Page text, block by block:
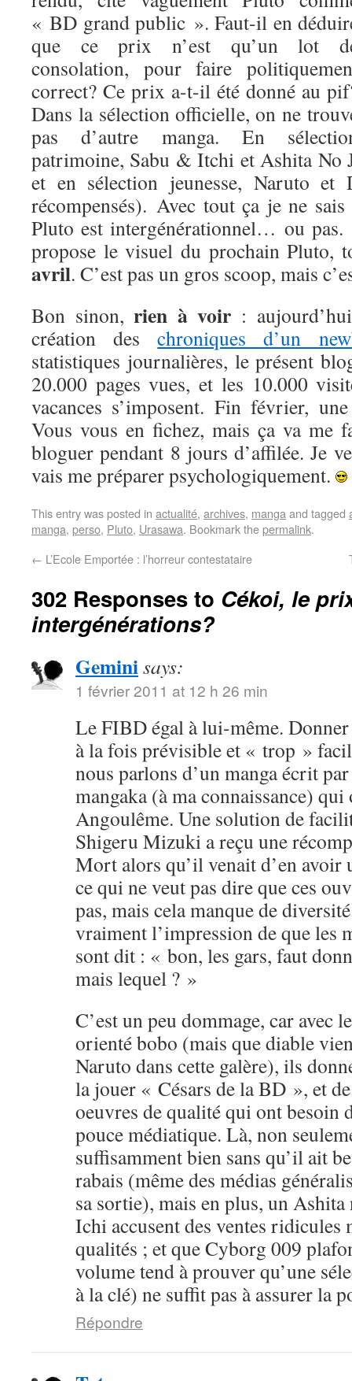
« BD grand public ». Faut-il en
que ce prix n’est qu’un lot
consolation, pour faire
correct? Ce prix a-t-il été donné au
Dans la sélection officielle, on ne
pas d’autre manga. En
patrimoine, Sabu & Itchi et Ashita No
et en sélection jeunesse, Naruto et
récompensés). Avec tout ça je ne
Pluto est intergénérationnel… ou
propose le visuel du prochain Pluto,
avril. C’est pas un gros scoop, mais
Bon sinon,rien à voir :
création deschroniques d’un
statistiques journalières, le présent
20.000 pages vues, et les 10.000
vacances s’imposent. Fin février,
Vous vous en fichez, mais ça va me
bloguer pendant 8 jours d’affilée. Je
vais me préparer psychologiquement.
This entry was posted in actualité, archives, manga and tagged
manga, perso, Pluto, Urasawa. Bookmark thepermalink.
← L’Ecole Emportée : l’horreur contestataire
302 Responses to Cékoi, le
intergénérations?
Geminisays:
1 février 2011 at 12 h 26 min
Le FIBD égal à lui-même.
à la fois prévisible et « trop »
nous parlons d’un manga écrit
mangaka (à ma connaissance)
Angoulême. Une solution de
Shigeru Mizuki a reçu une
Mort alors qu’il venait d’en avoir
ce qui ne veut pas dire que ces
pas, mais cela manque de
vraiment l’impression de que les
sont dit : « bon, les gars, faut
mais lequel ? »
C’est un peu dommage, car avec
orienté bobo (mais que diable
Naruto dans cette galère), ils
la jouer « Césars de la BD », et
oeuvres de qualité qui ont besoin
pouce médiatique. Là, non
suffisamment bien sans qu’il ait
rabais (même des médias
sa sortie), mais en plus, un
Ichi accusent des ventes ridicules
qualités ; et que Cyborg 009
volume tend à prouver qu’une
à la clé) ne suffit pas à assurer la
Répondre